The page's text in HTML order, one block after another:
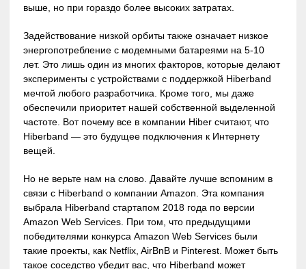
выше, но при гораздо более высоких затратах.
Задействование низкой орбиты также означает низкое
энергопотребление с модемными батареями на 5-10
лет. Это лишь один из многих факторов, которые делают
эксперименты с устройствами с поддержкой Hiberband
мечтой любого разработчика. Кроме того, мы даже
обеспечили приоритет нашей собственной выделенной
частоте. Вот почему все в компании Hiber считают, что
Hiberband — это будущее подключения к Интернету
вещей.
Но не верьте нам на слово. Давайте лучше вспомним в
связи с Hiberband о компании Amazon. Эта компания
выбрала Hiberband стартапом 2018 года по версии
Amazon Web Services. При том, что предыдущими
победителями конкурса Amazon Web Services были
такие проекты, как Netflix, AirBnB и Pinterest. Может быть
такое соседство убедит вас, что Hiberband может